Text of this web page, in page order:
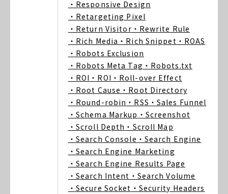
・Responsive Design
・Retargeting Pixel
・Return Visitor ・Rewrite Rule
・Rich Media ・Rich Snippet ・ROAS
・Robots Exclusion
・Robots Meta Tag ・Robots.txt
・ROI ・ROI ・Roll-over Effect
・Root Cause ・Root Directory
・Round-robin ・RSS ・Sales Funnel
・Schema Markup ・Screenshot
・Scroll Depth ・Scroll Map
・Search Console ・Search Engine
・Search Engine Marketing
・Search Engine Results Page
・Search Intent ・Search Volume
・Secure Socket ・Security Headers